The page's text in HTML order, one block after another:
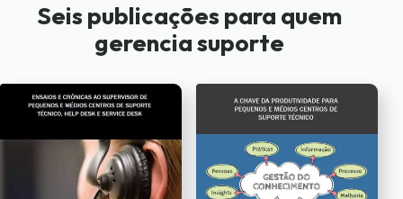
Seis publicações para quem
gerencia suporte